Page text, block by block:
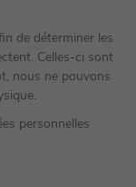
de déterminer les
Celles-ci sont
nous ne pouvons
personnelles